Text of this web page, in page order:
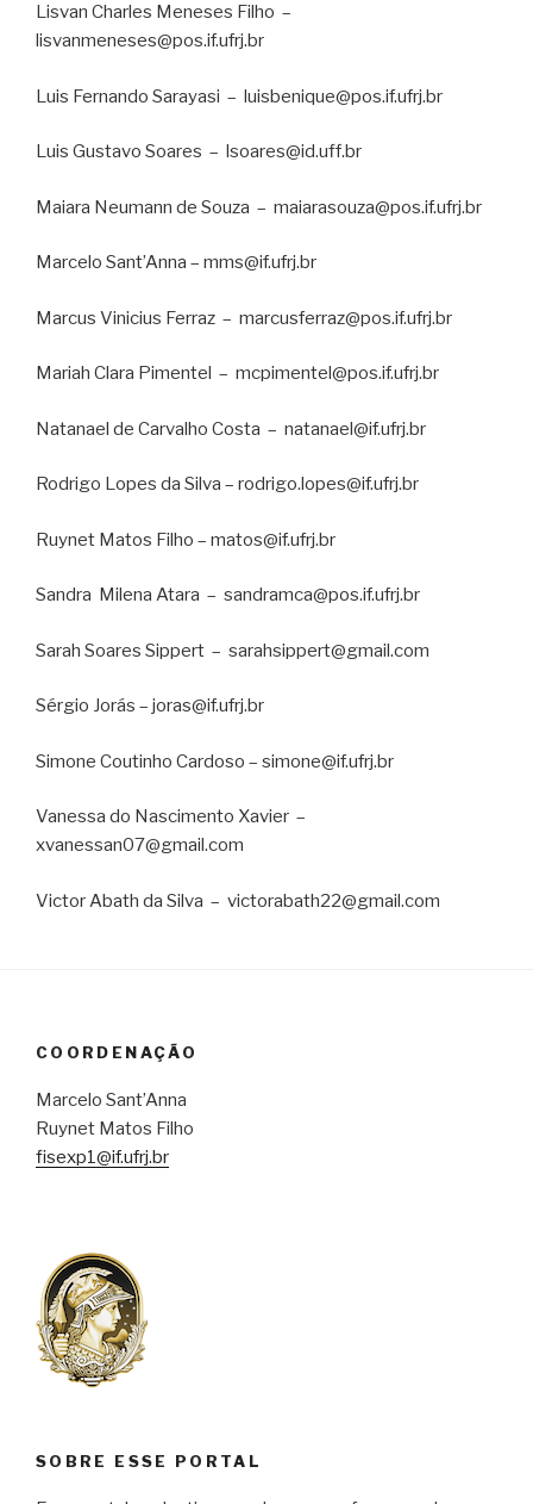
Lisvan Charles Meneses Filho –
lisvanmeneses@pos.if.ufrj.br
Luis Fernando Sarayasi – luisbenique@pos.if.ufrj.br
Luis Gustavo Soares – lsoares@id.uff.br
Maiara Neumann de Souza – maiarasouza@pos.if.ufrj.br
Marcelo Sant’Anna – mms@if.ufrj.br
Marcus Vinicius Ferraz – marcusferraz@pos.if.ufrj.br
Mariah Clara Pimentel – mcpimentel@pos.if.ufrj.br
Natanael de Carvalho Costa – natanael@if.ufrj.br
Rodrigo Lopes da Silva – rodrigo.lopes@if.ufrj.br
Ruynet Matos Filho – matos@if.ufrj.br
Sandra Milena Atara – sandramca@pos.if.ufrj.br
Sarah Soares Sippert – sarahsippert@gmail.com
Sérgio Jorás – joras@if.ufrj.br
Simone Coutinho Cardoso – simone@if.ufrj.br
Vanessa do Nascimento Xavier –
xvanessan07@gmail.com
Victor Abath da Silva – victorabath22@gmail.com
COORDENAÇÃO
Marcelo Sant’Anna
Ruynet Matos Filho
fisexp1@if.ufrj.br
SOBRE ESSE PORTAL